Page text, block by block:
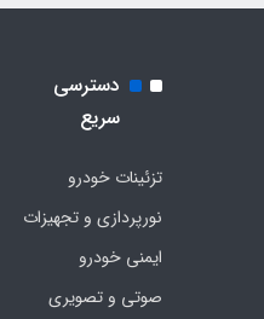
دسترسی
سریع
تزئینات خودرو
نورپردازی و تجهیزات
ایمنی خودرو
صوتی و تصویری